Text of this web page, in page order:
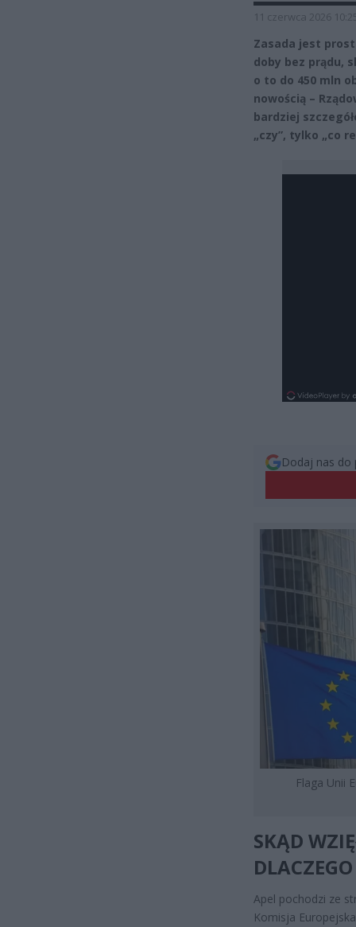
11 czerwca 2026
Zasada jest
doby bez prądu,
o to do 450 mln
nowością –
bardziej
„czy”, tylko „co
Dodaj nas do
Flaga Unii
SKĄD
Apel pochodzi ze
Komisja